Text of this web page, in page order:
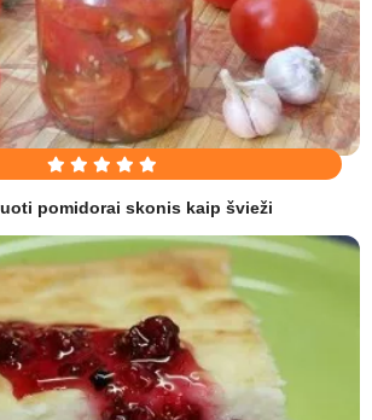
pomidorai skonis kaip švieži